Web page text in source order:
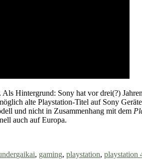
Als Hintergrund: Sony hat vor drei(?)
alte Playstation-Titel auf Sony
und nicht in Zusammenhang mit dem
auch auf Europa.
gaikai, gaming, playstation, playstation